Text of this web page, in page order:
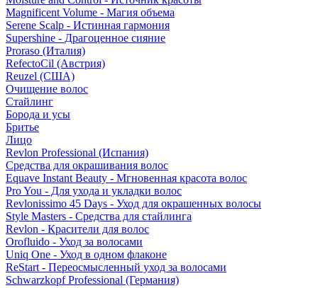
Magnificent Volume - Магия объема
Serene Scalp - Истинная гармония
Supershine - Драгоценное сияние
Proraso (Италия)
RefectoCil (Австрия)
Reuzel (США)
Очищение волос
Стайлинг
Борода и усы
Бритье
Лицо
Revlon Professional (Испания)
Средства для окрашивания волос
Equave Instant Beauty - Мгновенная красота волос
Pro You - Для ухода и укладки волос
Revlonissimo 45 Days - Уход для окрашенных волосы
Style Masters - Средства для стайлинга
Revlon - Красители для волос
Orofluido - Уход за волосами
Uniq One - Уход в одном флаконе
ReStart - Переосмысленный уход за волосами
Schwarzkopf Professional (Германия)